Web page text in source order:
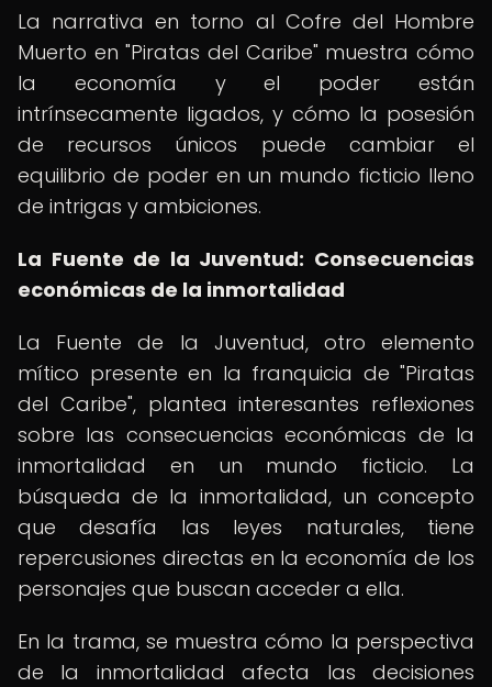
La narrativa en torno al Cofre del Hombre
Muerto en "Piratas del Caribe" muestra cómo
la economía y el poder están
intrínsecamente ligados, y cómo la posesión
de recursos únicos puede cambiar el
equilibrio de poder en un mundo ficticio lleno
de intrigas y ambiciones.
La Fuente de la Juventud: Consecuencias
económicas de la inmortalidad
La Fuente de la Juventud, otro elemento
mítico presente en la franquicia de "Piratas
del Caribe", plantea interesantes reflexiones
sobre las consecuencias económicas de la
inmortalidad en un mundo ficticio. La
búsqueda de la inmortalidad, un concepto
que desafía las leyes naturales, tiene
repercusiones directas en la economía de los
personajes que buscan acceder a ella.
En la trama, se muestra cómo la perspectiva
de la inmortalidad afecta las decisiones